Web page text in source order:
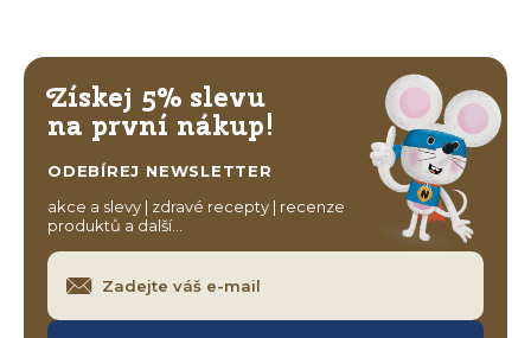
Získej 5% slevu
na první nákup!
ODEBÍREJ NEWSLETTER
akce a slevy | zdravé recepty | recenze
produktů a další…